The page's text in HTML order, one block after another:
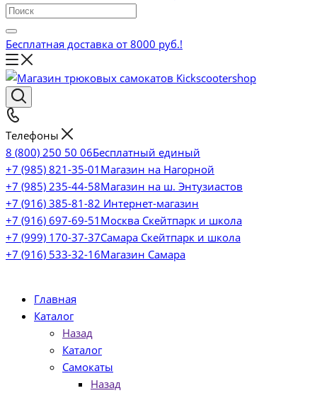
Бесплатная доставка от 8000 руб.!
Телефоны
8 (800) 250 50 06Бесплатный единый
+7 (985) 821-35-01 Магазин на Нагорной
+7 (985) 235-44-58Магазин на ш. Энтузиастов
+7 (916) 385-81-82 Интернет-магазин
+7 (916) 697-69-51 Москва Скейтпарк и школа
+7 (999) 170-37-37Самара Скейтпарк и школа
+7 (916) 533-32-16Магазин Самара
Главная
Каталог
Назад
Каталог
Самокаты
Назад